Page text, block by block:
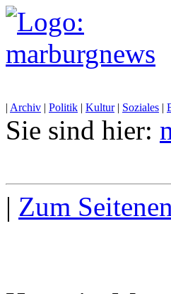
| Archiv | Politik | Kultur| Soziales |
Sie sind hier:
| Zum